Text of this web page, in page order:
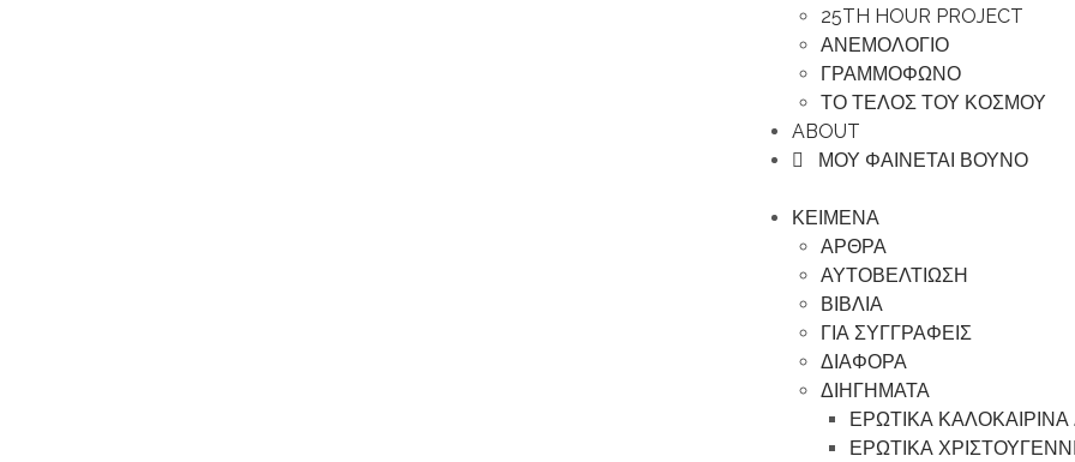
25TH HOUR PROJECT
ΑΝΕΜΟΛΟΓΙΟ
ΓΡΑΜΜΟΦΩΝΟ
ΤΟ ΤΕΛΟΣ ΤΟΥ ΚΟΣΜΟΥ
ABOUT
ΜΟΥ ΦΑΙΝΕΤΑΙ ΒΟΥΝΟ
ΚΕΙΜΕΝΑ
ΑΡΘΡΑ
ΑΥΤΟΒΕΛΤΙΩΣΗ
ΒΙΒΛΙΑ
ΓΙΑ ΣΥΓΓΡΑΦΕΙΣ
ΔΙΑΦΟΡΑ
ΔΙΗΓΗΜΑΤΑ
ΕΡΩΤΙΚΑ
ΕΡΩΤΙΚΑ